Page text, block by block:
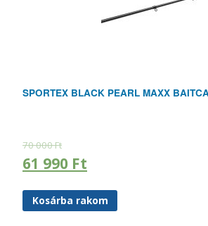
SPORTEX BLACK PEARL MAXX
70 000Ft
61 990 Ft
Kosárba rakom